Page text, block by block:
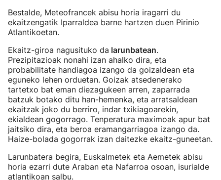
Bestalde, Meteofrancek abisu horia iragarri du
ekaitzengatik Iparraldea barne hartzen duen Pirinio
Atlantikoetan.
Ekaitz-giroa nagusituko da larunbatean.
Prezipitazioak nonahi izan ahalko dira, eta
probabilitate handiagoa izango da goizaldean eta
eguneko lehen orduetan. Goizak atsedenerako
tartetxo bat eman diezagukeen arren, zaparrada
batzuk botako ditu han-hemenka, eta arratsaldean
ekaitzak joko du berriro, indar txikiagoarekin,
ekialdean gogorrago. Tenperatura maximoak apur bat
jaitsiko dira, eta beroa eramangarriagoa izango da.
Haize-bolada gogorrak izan daitezke ekaitz-guneetan.
Larunbatera begira, Euskalmetek eta Aemetek abisu
horia ezarri dute Araban eta Nafarroa osoan, isurialde
atlantikoan salbu.